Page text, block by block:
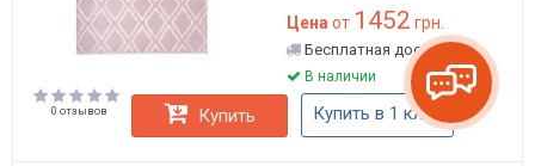
Цена от 1452 грн.
Бесплатная доставка
В наличии
0 отзывов Купить Купить в 1 клик